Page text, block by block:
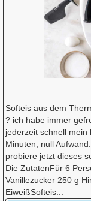
Softeis aus dem
? ich habe immer
jederzeit schnell
Minuten, null
probiere jetzt dieses
Die ZutatenFür 6
Vanillezucker 250 g
EiweißSofteis...